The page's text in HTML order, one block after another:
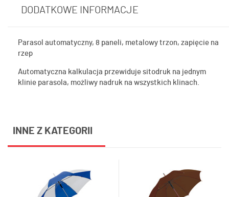
DODATKOWE INFORMACJE
Parasol automatyczny, 8 paneli, metalowy trzon, zapięcie na
rzep
Automatyczna kalkulacja przewiduje sitodruk na jednym
klinie parasola, możliwy nadruk na wszystkich klinach.
INNE Z KATEGORII